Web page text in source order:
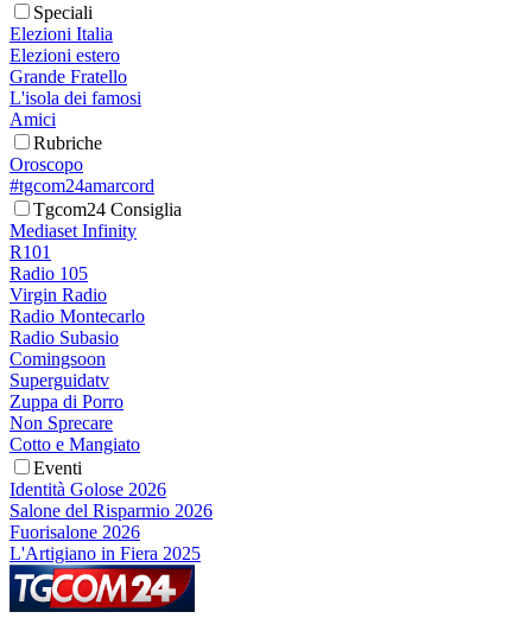
Speciali
Elezioni Italia
Elezioni estero
Grande Fratello
L'isola dei famosi
Amici
Rubriche
Oroscopo
#tgcom24amarcord
Tgcom24 Consiglia
Mediaset Infinity
R101
Radio 105
Virgin Radio
Radio Montecarlo
Radio Subasio
Comingsoon
Superguidatv
Zuppa di Porro
Non Sprecare
Cotto e Mangiato
Eventi
Identità Golose 2026
Salone del Risparmio 2026
Fuorisalone 2026
L'Artigiano in Fiera 2025